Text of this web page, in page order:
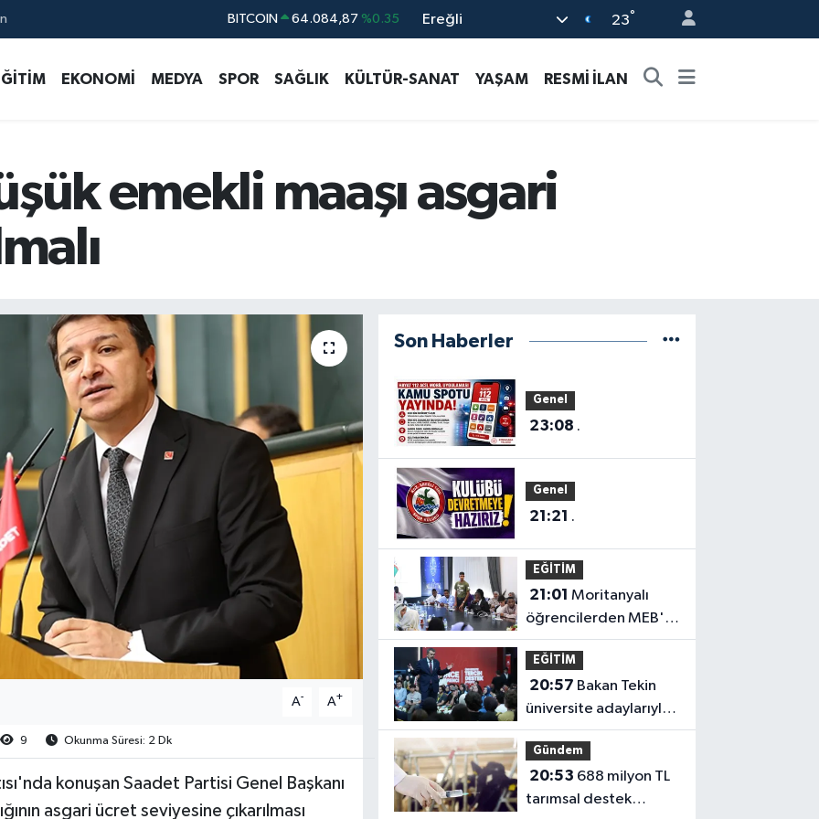
DOLAR 47,5760 %0.1
STERLİN 64,1794 %0.29
Ereğli 23°
EKONOMİ MEDYA SPOR SAĞLIK KÜLTÜR-SANAT YAŞAM RESMİ İLAN
emekli maaşı asgari
A- A+
9 Okunma Süresi: 2 Dk
konuşan Saadet Partisi Genel Başkanı
asgari ücret seviyesine çıkarılması
Son Haberler
Genel
23:08 .
Genel
21:21 .
EĞİTİM
21:01 Moritanyalı
öğrencilerden MEB'e
ziyaret
EĞİTİM
20:57
üniversite adaylarıyla
tecrübe paylaştı
Gündem
20:53
tarımsal destek